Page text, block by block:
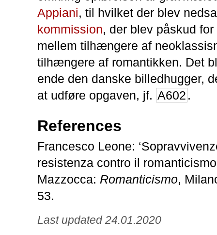
Appiani, til hvilket der blev
kommission, der blev påskud
mellem tilhængere af
tilhængere af romantikken. Det
ende den danske billedhugger,
at udføre opgaven, jf. A602 .
References
Francesco Leone:
resistenza contro il
Mazzocca: Romanticismo,
53.
Last updated 24.01.2020